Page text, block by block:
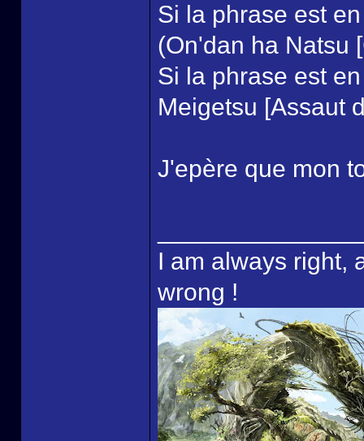
Si la phrase est
(On'dan ha Natsu
Si la phrase est
Meigetsu [Assaut
J'epère que mon
I am always right,
wrong !